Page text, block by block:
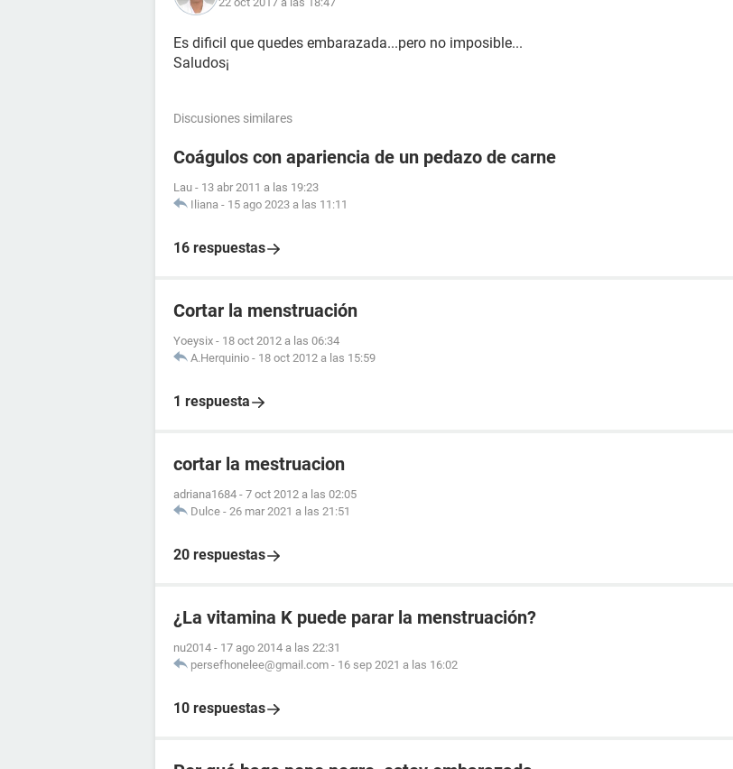
Es dificil que quedes embarazada...pero no imposible...
Saludos¡
Discusiones similares
Coágulos con apariencia de un pedazo de carne
Lau - 13 abr 2011 a las 19:23
Iliana - 15 ago 2023 a las 11:11
16 respuestas
Cortar la menstruación
Yoeysix - 18 oct 2012 a las 06:34
A.Herquinio - 18 oct 2012 a las 15:59
1 respuesta
cortar la mestruacion
adriana1684 - 7 oct 2012 a las 02:05
Dulce - 26 mar 2021 a las 21:51
20 respuestas
¿La vitamina K puede parar la menstruación?
nu2014 - 17 ago 2014 a las 22:31
persefhonelee@gmail.com - 16 sep 2021 a las 16:02
10 respuestas